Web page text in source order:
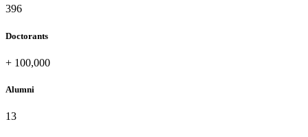
437
Doctorants
+ 100,000
Alumni
13